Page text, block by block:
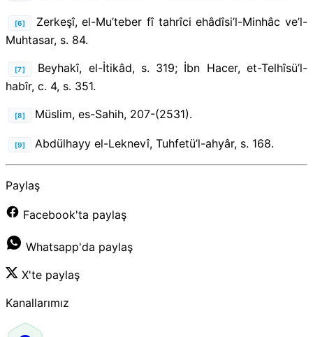
[6]
Zerkeşî, el-Mu’teber fî tahrîci ehâdîsi’l-Minhâc ve’l-
Muhtasar, s. 84.
[7]
Beyhakî, el-İtikâd, s. 319; İbn Hacer, et-Telhîsü’l-
habîr, c. 4, s. 351.
[8] Müslim, es-Sahih, 207-(2531).
[9] Abdülhayy el-Leknevî, Tuhfetü’l-ahyâr, s. 168.
Paylaş
Facebook'ta paylaş
Whatsapp'da paylaş
X'te paylaş
Kanallarımız